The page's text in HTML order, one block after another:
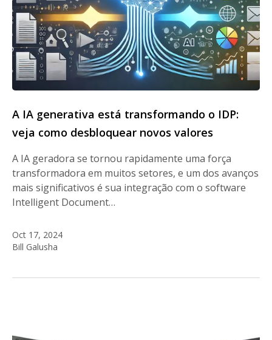
A IA generativa está transformando o IDP:
veja como desbloquear novos valores
A IA geradora se tornou rapidamente uma força
transformadora em muitos setores, e um dos avanços
mais significativos é sua integração com o software
Intelligent Document…
Oct 17, 2024
Bill Galusha